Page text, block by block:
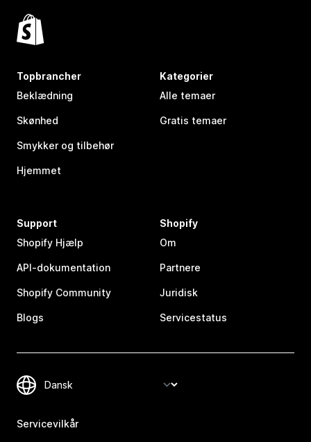
Topbrancher
Beklædning
Skønhed
Smykker og tilbehør
Hjemmet
Kategorier
Alle temaer
Gratis temaer
Support
Shopify Hjælp
API-dokumentation
Shopify Community
Blogs
Shopify
Om
Partnere
Juridisk
Servicestatus
Servicevilkår